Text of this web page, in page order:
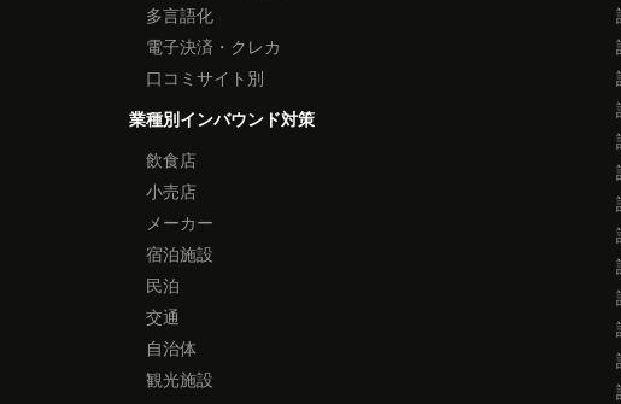
多言語化
電子決済・クレカ
口コミサイト別
業種別インバウンド対策
飲食店
小売店
メーカー
宿泊施設
民泊
交通
自治体
観光施設